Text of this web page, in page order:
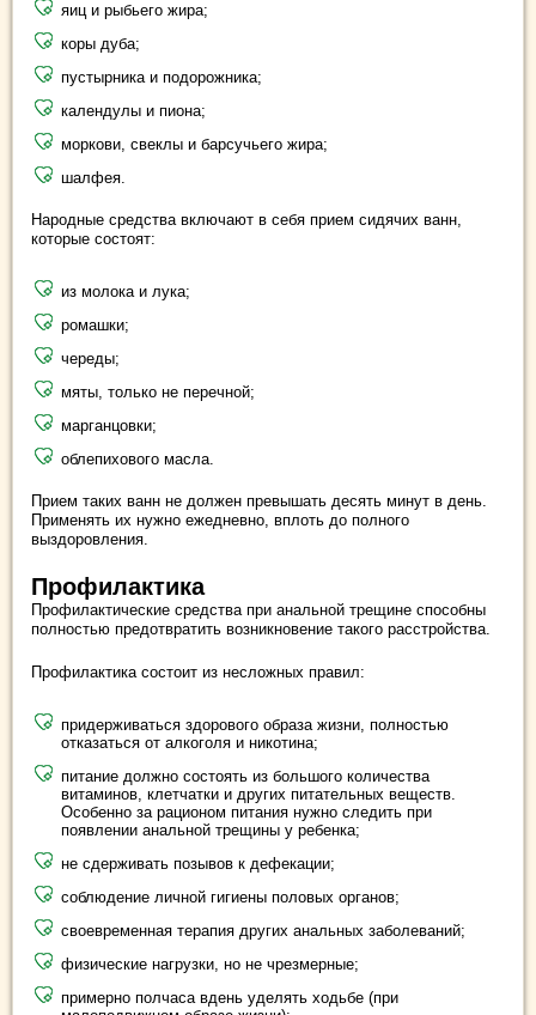
яиц и рыбьего жира;
коры дуба;
пустырника и подорожника;
календулы и пиона;
моркови, свеклы и барсучьего жира;
шалфея.
Народные средства включают в себя прием сидячих ванн,
которые состоят:
из молока и лука;
ромашки;
череды;
мяты, только не перечной;
марганцовки;
облепихового масла.
Прием таких ванн не должен превышать десять минут в день.
Применять их нужно ежедневно, вплоть до полного
выздоровления.
Профилактика
Профилактические средства при анальной трещине способны
полностью предотвратить возникновение такого расстройства.
Профилактика состоит из несложных правил:
придерживаться здорового образа жизни, полностью
отказаться от алкоголя и никотина;
питание должно состоять из большого количества
витаминов, клетчатки и других питательных веществ.
Особенно за рационом питания нужно следить при
появлении анальной трещины у ребенка;
не сдерживать позывов к дефекации;
соблюдение личной гигиены половых органов;
своевременная терапия других анальных заболеваний;
физические нагрузки, но не чрезмерные;
примерно полчаса вдень уделять ходьбе (при